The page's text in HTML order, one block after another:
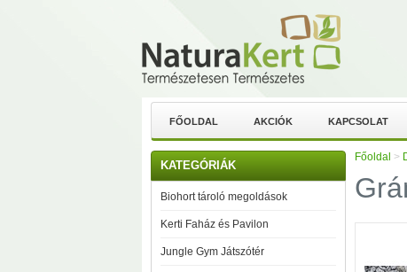
FŐOLDAL AKCIÓK KAPCSOLAT
KATEGÓRIÁK
Biohort tároló megoldások
Kerti Faház és Pavilon
Jungle Gym Játszótér
Főoldal >